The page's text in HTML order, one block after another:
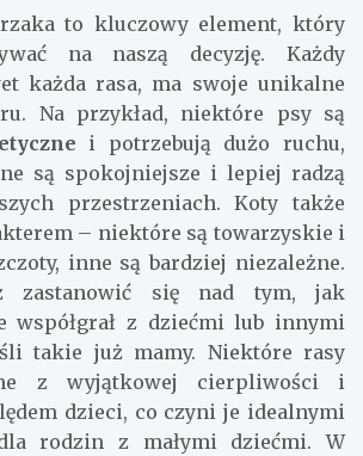
to kluczowy element, który
na naszą decyzję. Każdy
każda rasa, ma swoje unikalne
Na przykład, niektóre psy są
i potrzebują dużo ruchu,
są spokojniejsze i lepiej radzą
przestrzeniach. Koty także
– niektóre są towarzyskie i
inne są bardziej niezależne.
zastanowić się nad tym, jak
współgrał z dziećmi lub innymi
takie już mamy. Niektóre rasy
z wyjątkowej cierpliwości i
dzieci, co czyni je idealnymi
rodzin z małymi dziećmi. W